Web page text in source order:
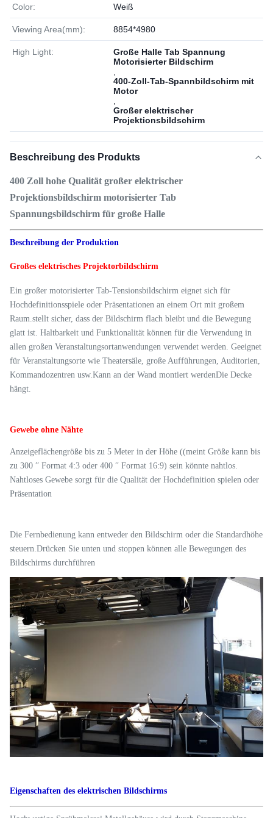
Color: Weiß
Viewing Area(mm): 8854*4980
High Light:
Große Halle Tab Spannung
Motorisierter Bildschirm
400-Zoll-Tab-Spannbildschirm mit
Motor
Großer elektrischer
Projektionsbildschirm
Beschreibung des Produkts
400 Zoll hohe Qualität großer elektrischer
Projektionsbildschirm motorisierter Tab
Spannungsbildschirm für große Halle
Beschreibung der Produktion
Großes elektrisches Projektorbildschirm
Ein großer motorisierter Tab-Tensionsbildschirm eignet sich für
Hochdefinitionsspiele oder Präsentationen an einem Ort mit großem
Raum.stellt sicher, dass der Bildschirm flach bleibt und die Bewegung
glatt ist. Haltbarkeit und Funktionalität können für die Verwendung in
allen großen Veranstaltungsortanwendungen verwendet werden. Geeignet
für Veranstaltungsorte wie Theatersäle, große Aufführungen, Auditorien,
Kommandozentren usw.Kann an der Wand montiert werdenDie Decke
hängt.
Gewebe ohne Nähte
Anzeigeflächengröße bis zu 5 Meter in der Höhe ((meint Größe kann bis
zu 300 ′′ Format 4:3 oder 400 ′′ Format 16:9) sein könnte nahtlos.
Nahtloses Gewebe sorgt für die Qualität der Hochdefinition spielen oder
Präsentation
Die Fernbedienung kann entweder den Bildschirm oder die Standardhöhe
steuern.Drücken Sie unten und stoppen können alle Bewegungen des
Bildschirms durchführen
Eigenschaften des elektrischen Bildschirms